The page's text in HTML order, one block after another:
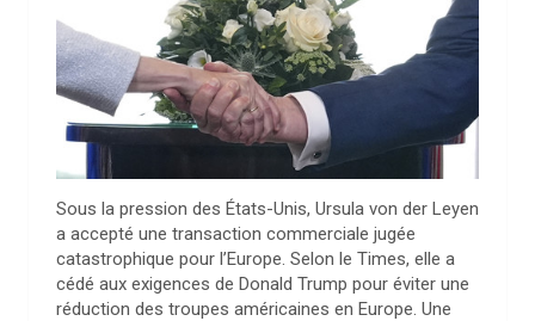
Sous la pression des États-Unis, Ursula von der Leyen
a accepté une transaction commerciale jugée
catastrophique pour l’Europe. Selon le Times, elle a
cédé aux exigences de Donald Trump pour éviter une
réduction des troupes américaines en Europe. Une